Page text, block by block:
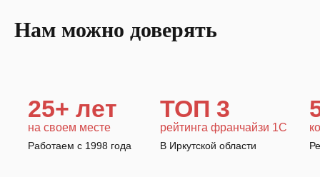
Нам можно доверять
25+ лет
на своем месте
Работаем с 1998 года
ТОП 3
рейтинга франчайзи 1С
В Иркутской области